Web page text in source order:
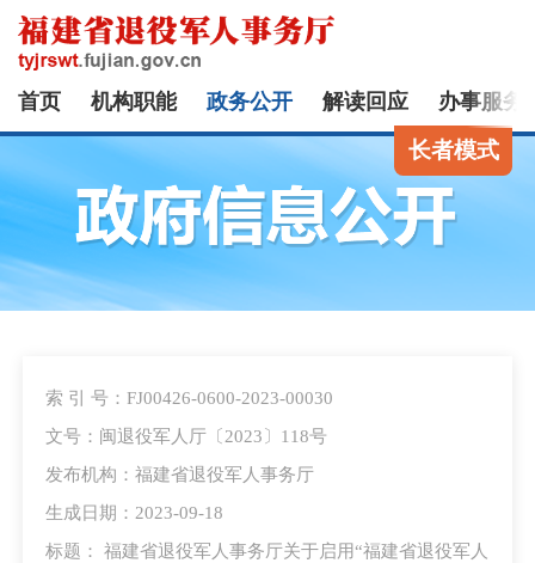
首页 机构职能 政务公开 解读回应 办事服务
长者模式
索 引 号：FJ00426-0600-2023-00030
文号：闽退役军人厅〔2023〕118号
发布机构：福建省退役军人事务厅
生成日期：2023-09-18
标题： 福建省退役军人事务厅关于启用“福建省退役军人